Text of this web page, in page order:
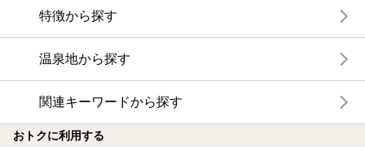
特徴から探す
温泉地から探す
関連キーワードから探す
おトクに利用する